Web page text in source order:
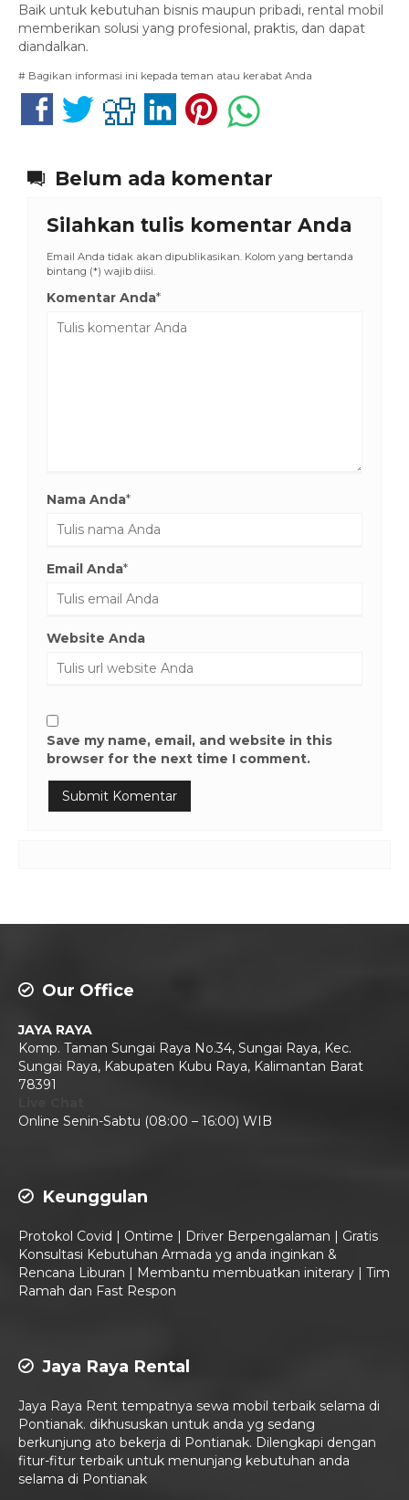
Baik untuk kebutuhan bisnis maupun pribadi, rental mobil
memberikan solusi yang profesional, praktis, dan dapat
diandalkan.
# Bagikan informasi ini kepada teman atau kerabat Anda
Belum ada komentar
Silahkan tulis komentar Anda
Email Anda tidak akan dipublikasikan. Kolom yang bertanda
bintang (*) wajib diisi.
Komentar Anda*
Nama Anda*
Email Anda*
Website Anda
Save my name, email, and website in this
browser for the next time I comment.
Our Office
JAYA RAYA
Komp. Taman Sungai Raya No.34, Sungai Raya, Kec.
Sungai Raya, Kabupaten Kubu Raya, Kalimantan Barat
78391
Online Senin-Sabtu (08:00 – 16:00) WIB
Keunggulan
Protokol Covid | Ontime | Driver Berpengalaman | Gratis
Konsultasi Kebutuhan Armada yg anda inginkan &
Rencana Liburan | Membantu membuatkan initerary | Tim
Ramah dan Fast Respon
Jaya Raya Rental
Jaya Raya Rent tempatnya sewa mobil terbaik selama di
Pontianak. dikhususkan untuk anda yg sedang
berkunjung ato bekerja di Pontianak. Dilengkapi dengan
fitur-fitur terbaik untuk menunjang kebutuhan anda
selama di Pontianak